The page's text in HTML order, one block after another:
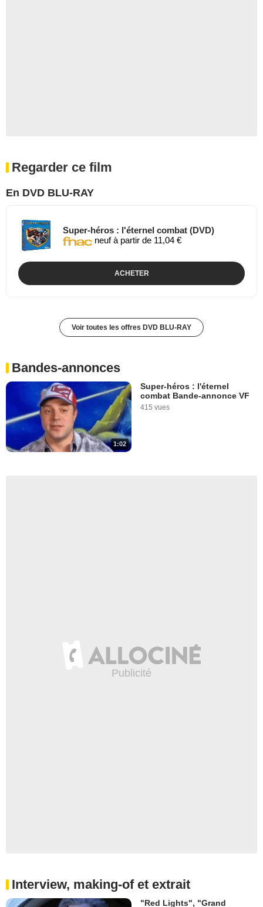
Regarder ce film
En DVD BLU-RAY
Super-héros : l'éternel combat (DVD)
neuf à partir de 11,04 €
ACHETER
Voir toutes les offres DVD BLU-RAY
Bandes-annonces
1:02
Super-héros : l'éternel
combat Bande-annonce VF
415 vues
Interview, making-of et extrait
"Red Lights", "Grand